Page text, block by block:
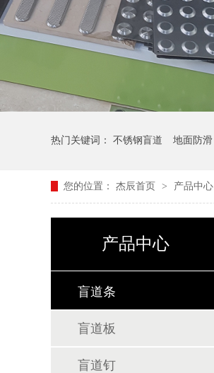
热门关键词： 不锈钢盲道 地面防滑
您的位置： 杰辰首页 > 产品中心
产品中心
盲道条
盲道板
盲道钉